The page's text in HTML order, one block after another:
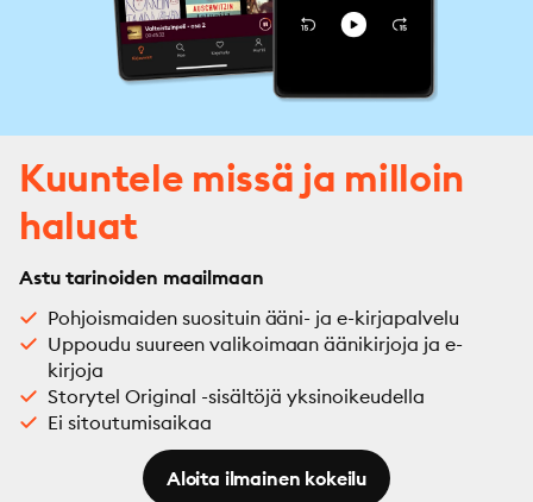
Kuuntele missä ja milloin
haluat
Astu tarinoiden maailmaan
Pohjoismaiden suosituin ääni- ja e-kirjapalvelu
Uppoudu suureen valikoimaan äänikirjoja ja e-
kirjoja
Storytel Original -sisältöjä yksinoikeudella
Ei sitoutumisaikaa
Aloita ilmainen kokeilu